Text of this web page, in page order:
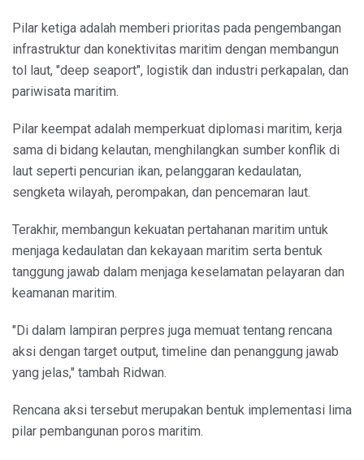
Pilar ketiga adalah memberi prioritas pada pengembangan
infrastruktur dan konektivitas maritim dengan membangun
tol laut, "deep seaport", logistik dan industri perkapalan, dan
pariwisata maritim.
Pilar keempat adalah memperkuat diplomasi maritim, kerja
sama di bidang kelautan, menghilangkan sumber konflik di
laut seperti pencurian ikan, pelanggaran kedaulatan,
sengketa wilayah, perompakan, dan pencemaran laut.
Terakhir, membangun kekuatan pertahanan maritim untuk
menjaga kedaulatan dan kekayaan maritim serta bentuk
tanggung jawab dalam menjaga keselamatan pelayaran dan
keamanan maritim.
"Di dalam lampiran perpres juga memuat tentang rencana
aksi dengan target output, timeline dan penanggung jawab
yang jelas," tambah Ridwan.
Rencana aksi tersebut merupakan bentuk implementasi lima
pilar pembangunan poros maritim.